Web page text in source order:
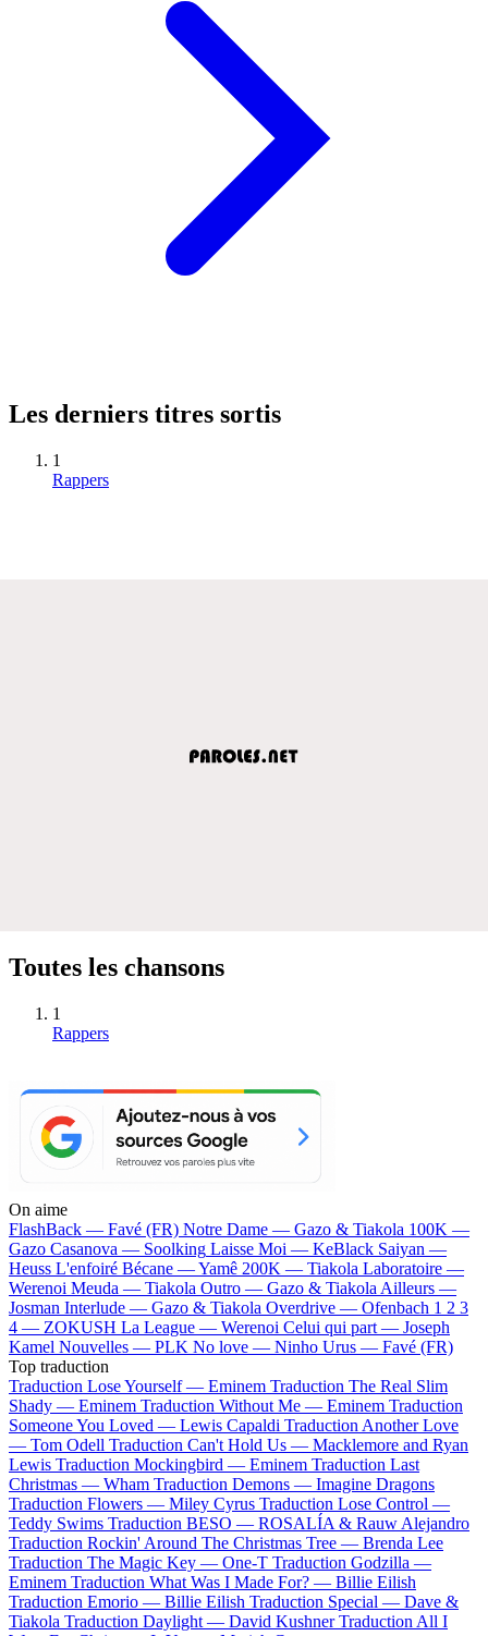
Les derniers titres sortis
1
Rappers
Toutes les chansons
1
Rappers
On aime
FlashBack — Favé (FR) Notre Dame — Gazo & Tiakola 100K —
Gazo Casanova — Soolking Laisse Moi — KeBlack Saiyan —
Heuss L'enfoiré Bécane —Yamê 200K — Tiakola Laboratoire —
Werenoi Meuda — Tiakola Outro — Gazo & Tiakola Ailleurs —
Josman Interlude — Gazo & Tiakola Overdrive — Ofenbach 1 2 3
4 — ZOKUSH La League — Werenoi Celui qui part — Joseph
Kamel Nouvelles — PLK No love — Ninho Urus — Favé (FR)
Top traduction
Traduction Lose Yourself — Eminem Traduction The Real Slim
Shady — Eminem Traduction Without Me — Eminem Traduction
Someone You Loved — Lewis Capaldi Traduction Another Love
— Tom Odell Traduction Can't Hold Us — Macklemore and Ryan
Lewis Traduction Mockingbird — Eminem Traduction Last
Christmas — Wham Traduction Demons — Imagine Dragons
Traduction Flowers — Miley Cyrus Traduction Lose Control —
Teddy Swims Traduction BESO — ROSALÍA & Rauw Alejandro
Traduction Rockin' Around The Christmas Tree — Brenda Lee
Traduction The Magic Key — One-T Traduction Godzilla —
Eminem Traduction What Was I Made For? — Billie Eilish
Traduction Emorio — Billie Eilish Traduction Special — Dave &
Tiakola Traduction Daylight — David Kushner Traduction All I